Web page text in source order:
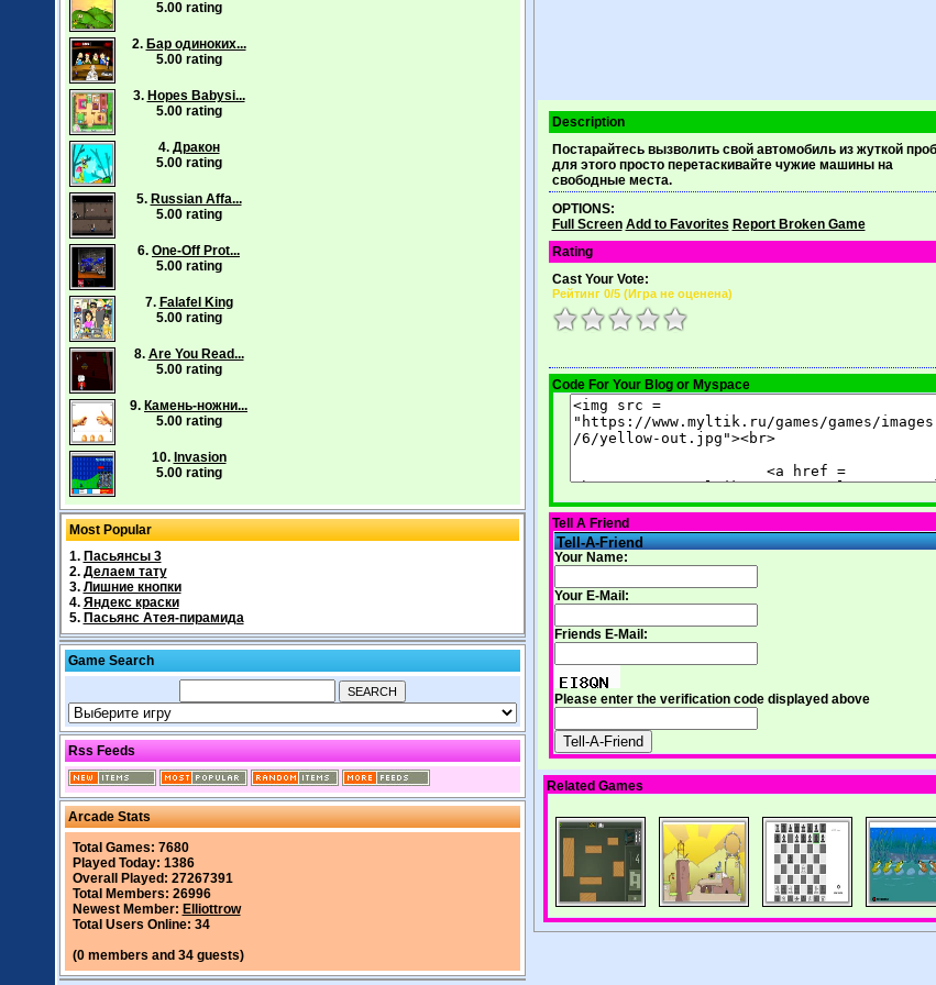
5.00 rating
2. Бар одиноких...
5.00 rating
3. Hopes Babysi...
5.00 rating
4. Дракон
5.00 rating
5. Russian Affa...
5.00 rating
6. One-Off Prot...
5.00 rating
7. Falafel King
5.00 rating
8. Are You Read...
5.00 rating
9. Камень-ножни...
5.00 rating
10. Invasion
5.00 rating
Most Popular
1. Пасьянсы 3
2. Делаем тату
3. Лишние кнопки
4. Яндекс краски
5. Пасьянс Атея-пирамида
Game Search
Rss Feeds
Arcade Stats
Total Games: 7680
Played Today: 1386
Overall Played: 27267391
Total Members: 26996
Newest Member: Elliottrow
Total Users Online: 34
(0 members and 34 guests)
Description
Постарайтесь вызволить свой автомобиль из жуткой
для этого просто перетаскивайте чужие машины на
свободные места.
OPTIONS:
Full Screen Add to Favorites Report Broken Game
Rating
Cast Your Vote:
Рейтинг 0/5 (Игра не оценена)
Code For Your Blog or Myspace
Tell A Friend
Tell-A-Friend
Your Name:
Your E-Mail:
Friends E-Mail:
Please enter the verification code displayed above
Related Games